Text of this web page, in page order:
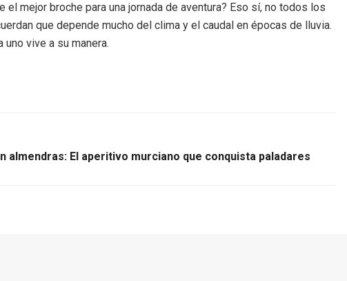
mejor broche para una jornada de aventura? Eso sí, no todos los
que depende mucho del clima y el caudal en épocas de lluvia.
vive a su manera.
almendras: El aperitivo murciano que conquista paladares